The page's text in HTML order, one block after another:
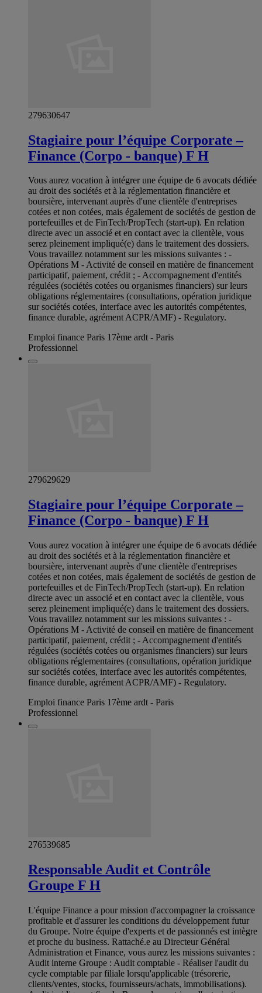
279630647
Stagiaire pour l’équipe Corporate –
Finance (Corpo - banque) F H
Vous aurez vocation à intégrer une équipe de 6 avocats dédiée
au droit des sociétés et à la réglementation financière et
boursière, intervenant auprès d'une clientèle d'entreprises
cotées et non cotées, mais également de sociétés de gestion de
portefeuilles et de FinTech/PropTech (start-up). En relation
directe avec un associé et en contact avec la clientèle, vous
serez pleinement impliqué(e) dans le traitement des dossiers.
Vous travaillez notamment sur les missions suivantes : -
Opérations M - Activité de conseil en matière de financement
participatif, paiement, crédit ; - Accompagnement d'entités
régulées (sociétés cotées ou organismes financiers) sur leurs
obligations réglementaires (consultations, opération juridique
sur sociétés cotées, interface avec les autorités compétentes,
finance durable, agrément ACPR/AMF) - Regulatory.
Emploi finance Paris 17ème ardt - Paris
Professionnel
279629629
Stagiaire pour l’équipe Corporate –
Finance (Corpo - banque) F H
Vous aurez vocation à intégrer une équipe de 6 avocats dédiée
au droit des sociétés et à la réglementation financière et
boursière, intervenant auprès d'une clientèle d'entreprises
cotées et non cotées, mais également de sociétés de gestion de
portefeuilles et de FinTech/PropTech (start-up). En relation
directe avec un associé et en contact avec la clientèle, vous
serez pleinement impliqué(e) dans le traitement des dossiers.
Vous travaillez notamment sur les missions suivantes : -
Opérations M - Activité de conseil en matière de financement
participatif, paiement, crédit ; - Accompagnement d'entités
régulées (sociétés cotées ou organismes financiers) sur leurs
obligations réglementaires (consultations, opération juridique
sur sociétés cotées, interface avec les autorités compétentes,
finance durable, agrément ACPR/AMF) - Regulatory.
Emploi finance Paris 17ème ardt - Paris
Professionnel
276539685
Responsable Audit et Contrôle
Groupe F H
L'équipe Finance a pour mission d'accompagner la croissance
profitable et d'assurer les conditions du développement futur
du Groupe. Notre équipe d'experts et de passionnés est intègre
et proche du business. Rattaché.e au Directeur Général
Administration et Finance, vous aurez les missions suivantes :
Audit interne Groupe : Audit comptable - Réaliser l'audit du
cycle comptable par filiale lorsqu'applicable (trésorerie,
clients/ventes, stocks, fournisseurs/achats, immobilisations).